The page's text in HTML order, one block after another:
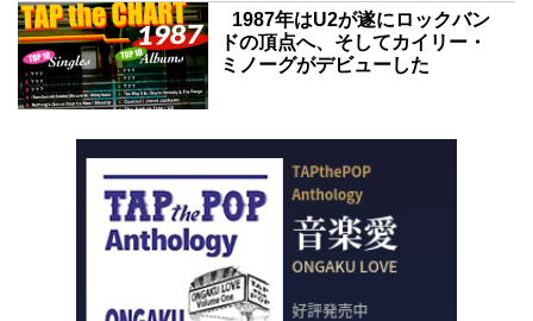
1987年はU2が遂にロックバン
ドの頂点へ、そしてカイリー・
ミノーグがデビューした